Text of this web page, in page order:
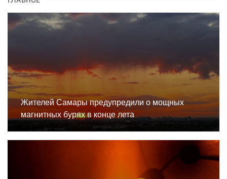
Жителей Самары предупредили о мощных
магнитных бурях в конце лета